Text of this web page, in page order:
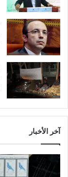
آخر الأخبار